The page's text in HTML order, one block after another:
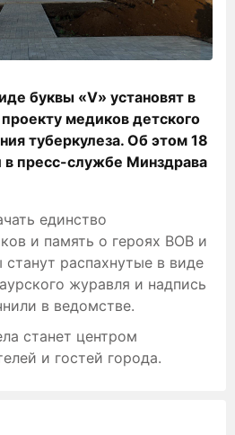
буквы «V» установят в
медиков детского
туберкулеза. Об этом 18
в пресс-службе Минздрава
единство
и память о героях ВОВ и
распахнутые в виде
журавля и надпись
в ведомстве.
станет центром
и гостей города.